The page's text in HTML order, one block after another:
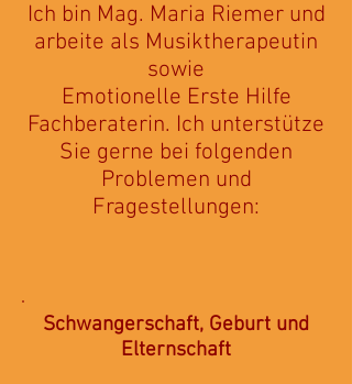
Ich bin Mag. Maria Riemer und
arbeite als Musiktherapeutin
sowie
Emotionelle Erste Hilfe
Fachberaterin. Ich unterstütze
Sie gerne bei folgenden
Problemen und
Fragestellungen:
Schwangerschaft, Geburt und
Elternschaft